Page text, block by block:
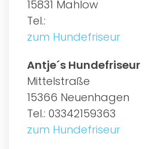
15831 Mahlow
Tel.:
zum Hundefriseur
Antje´s Hundefriseur
Mittelstraße
15366 Neuenhagen
Tel.: 03342159363
zum Hundefriseur